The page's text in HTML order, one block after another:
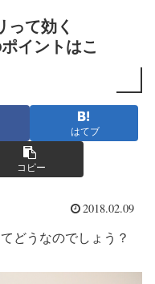
って効く
イントはこ
はてブ
コピー
2018.02.09
どうなのでしょう？